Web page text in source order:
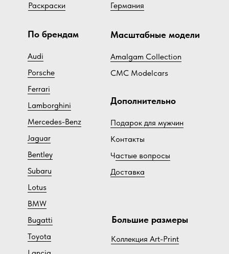
Раскраски
По брендам
Audi
Porsche
Ferrari
Lamborghini
Mercedes-Benz
Jaguar
Bentley
Subaru
Lotus
BMW
Bugatti
Toyota
Германия
Масштабные модели
Amalgam Collection
CMC Modelcars
Дополнительно
Подарок для мужчин
Контакты
Частые вопросы
Доставка
Большие размеры
Коллекция Art-Print